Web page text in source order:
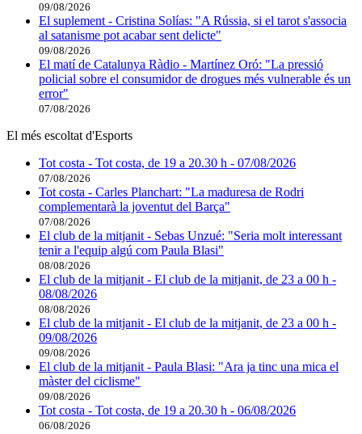
09/08/2026
El suplement - Cristina Solías: "A Rússia, si el tarot s'associa
al satanisme pot acabar sent delicte"
09/08/2026
El matí de Catalunya Ràdio - Martínez Oró: "La pressió
policial sobre el consumidor de drogues més vulnerable és un
error"
07/08/2026
El més escoltat d'Esports
Tot costa - Tot costa, de 19 a 20.30 h - 07/08/2026
07/08/2026
Tot costa - Carles Planchart: "La maduresa de Rodri
complementarà la joventut del Barça"
07/08/2026
El club de la mitjanit - Sebas Unzué: "Seria molt interessant
tenir a l'equip algú com Paula Blasi"
08/08/2026
El club de la mitjanit - El club de la mitjanit, de 23 a 00 h -
08/08/2026
08/08/2026
El club de la mitjanit - El club de la mitjanit, de 23 a 00 h -
09/08/2026
09/08/2026
El club de la mitjanit - Paula Blasi: "Ara ja tinc una mica el
màster del ciclisme"
09/08/2026
Tot costa - Tot costa, de 19 a 20.30 h - 06/08/2026
06/08/2026